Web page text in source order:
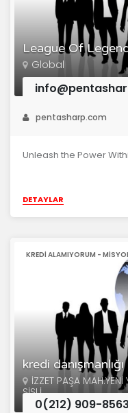
League Of
Global
pentasharp.com
Unleash the Power
DETAYLAR
kredi
KREDI ALAMIYORUM -
İZZET PAŞA
ŞİŞLİ
0(212) 909-8563